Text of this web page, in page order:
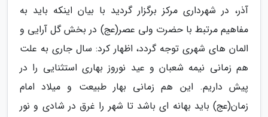
آذر، در شهرداری مرکز برگزار گردید با بیان اینکه باید به
مفاهیم مرتبط با حضرت ولی عصر(عج) در بخش گل آرایی و
المان های شهری توجه گردد، اظهار کرد: سال جاری به علت
هم زمانی نیمه شعبان و عید نوروز بهاری استثنایی را در
پیش داریم. این هم زمانی بهار طبیعت و میلاد امام
زمان(عج) باید بهانه ای باشد تا شهر را غرق در شادی و نور